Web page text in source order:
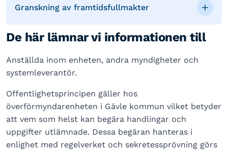
Granskning av framtidsfullmakter
De här lämnar vi informationen till
Anställda inom enheten, andra myndigheter och
systemleverantör.
Offentlighetsprincipen gäller hos
överförmyndarenheten i Gävle kommun vilket betyder
att vem som helst kan begära handlingar och
uppgifter utlämnade. Dessa begäran hanteras i
enlighet med regelverket och sekretessprövning görs